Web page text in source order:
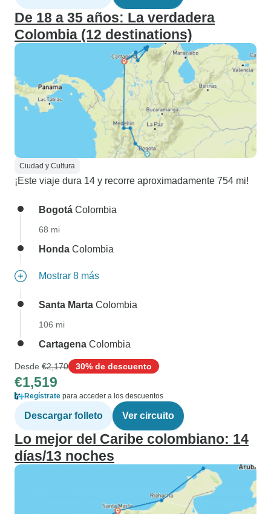
De 18 a 35 años: La verdadera
Colombia (12 destinations)
Ciudad y Cultura
¡Este viaje dura 14 y recorre aproximadamente 754 mi!
Bogotá Colombia
68 mi
Honda Colombia
Mostrar 8 más
Santa Marta Colombia
106 mi
Cartagena Colombia
Desde €2,170 30% de descuento
€1,519
Regístrate para acceder a los descuentos
Descargar folleto Ver circuito
Lo mejor del Caribe colombiano: 14
días/13 noches